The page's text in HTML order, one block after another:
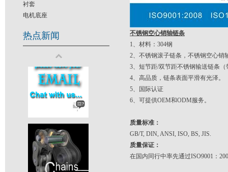
衬套
电机底座
热点新闻
不锈钢空心销轴链条
1、材料：304钢
2、不锈钢滚子链条，不锈钢空心销
3、短节距/双节距不锈钢输送链条（
4、高品质，链条表面平滑有光泽。
5、国际认证
6、可提供OEM和ODM服务。
质量标准：
GB/T, DIN, ANSI, ISO, BS, JIS.
质量保证：
在国内同行中率先通过ISO9001：